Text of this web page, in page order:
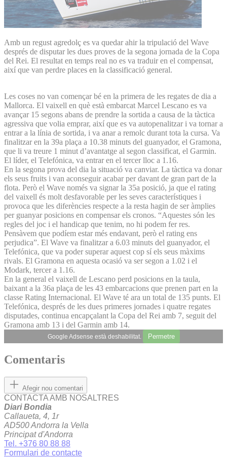
Amb un regust agredolç es va quedar ahir la tripulació del Wave
després de disputar les dues proves de la segona jornada de la Copa
del Rei. El resultat en temps real no es va traduir en el compensat,
així que van perdre places en la classificació general.
Les coses no van començar bé en la primera de les regates de dia a
Mallorca. El vaixell en què està embarcat Marcel Lescano es va
avançar 15 segons abans de prendre la sortida a causa de la tàctica
agressiva que volia emprar, així que es va autopenalitzar i va tornar a
entrar a la línia de sortida, i va anar a remolc durant tota la cursa. Va
finalitzar en la 39a plaça a 10.38 minuts del guanyador, el Gramona,
que li va treure 1 minut d’avantatge al segon classificat, el Garmin.
El líder, el Telefónica, va entrar en el tercer lloc a 1.16.
En la segona prova del dia la situació va canviar. La tàctica va donar
els seus fruits i van aconseguir acabar per davant de gran part de la
flota. Però el Wave només va signar la 35a posició, ja que el rating
del vaixell és molt desfavorable per les seves característiques i
provoca que les diferències respecte a la resta hagin de ser àmplies
per guanyar posicions en compensar els cronos. “Aquestes són les
regles del joc i el handicap que tenim, no hi podem fer res.
Pensàvem que podíem estar més endavant, però el rating ens
perjudica”. El Wave va finalitzar a 6.03 minuts del guanyador, el
Telefónica, que va poder superar aquest cop sí els seus màxims
rivals. El Gramona en aquesta ocasió va ser segon a 1.02 i el
Modark, tercer a 1.16.
En la general el vaixell de Lescano perd posicions en la taula,
baixant a la 36a plaça de les 43 embarcacions que prenen part en la
classe Rating Internacional. El Wave té ara un total de 135 punts. El
Telefónica, després de les dues primeres jornades i quatre regates
disputades, continua encapçalant la Copa del Rei amb 7, seguit del
Gramona amb 13 i del Garmin amb 14.
Google Adsense està deshabilitat. Permetre
Comentaris
Afegir nou comentari
CONTACTA AMB NOSALTRES
Diari Bondia
Callaueta, 4, 1r
AD500 Andorra la Vella
Principat d'Andorra
Tel. +376 80 88 88
Formulari de contacte